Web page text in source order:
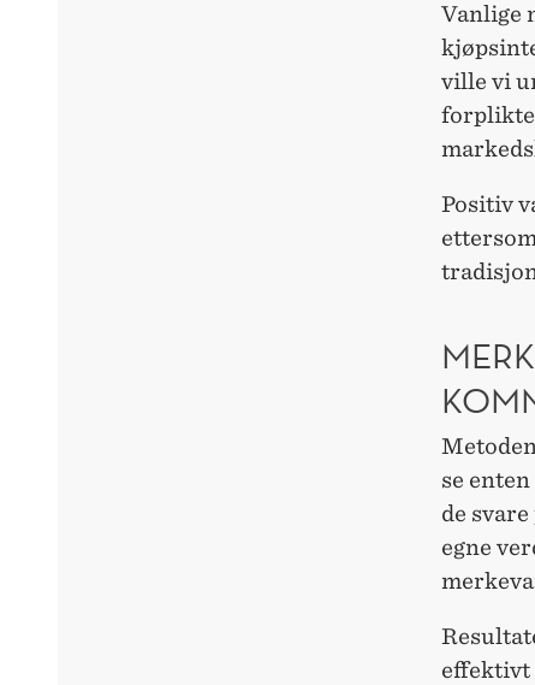
Vanlige
ville vi
Positiv
se
de
egne
effektivt